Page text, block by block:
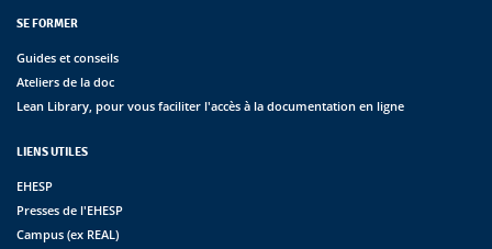
SE FORMER
Guides et conseils
Ateliers de la doc
Lean Library, pour vous faciliter l'accès à la documentation en ligne
LIENS UTILES
EHESP
Presses de l'EHESP
Campus (ex REAL)